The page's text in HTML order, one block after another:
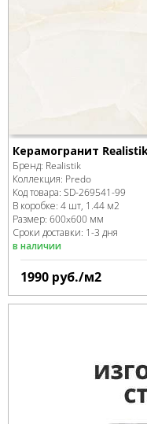
Керамогранит
Бренд: Realistik
Коллекция: Predo
Код товара: SD-269541-99
В коробке: 4 шт, 1.44 м2
Размер: 600x600 мм
Сроки доставки: 1-3 дня
в наличии
1990 руб./м2